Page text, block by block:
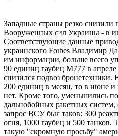
Западные страны резко снизили
Вооруженных сил Украины - в
Соответствующие данные
украинского Forbes Владимир
им информации, больше всего
90 единиц гаубиц M777 в
снизился подвоз бронетехники.
200 единиц в месяц, то в июне и
нет. Кроме того, уменьшились
дальнобойных ракетных
запрос ВСУ был таков: 300
огня, 1000 гаубиц и 500 танков.
такую "скромную просьбу"